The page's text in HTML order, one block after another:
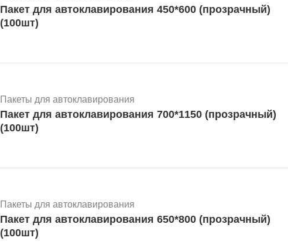
Пакет для автоклавирования 450*600 (прозрачный)
(100шт)
Пакеты для автоклавирования
Пакет для автоклавирования 700*1150 (прозрачный)
(100шт)
Пакеты для автоклавирования
Пакет для автоклавирования 650*800 (прозрачный)
(100шт)